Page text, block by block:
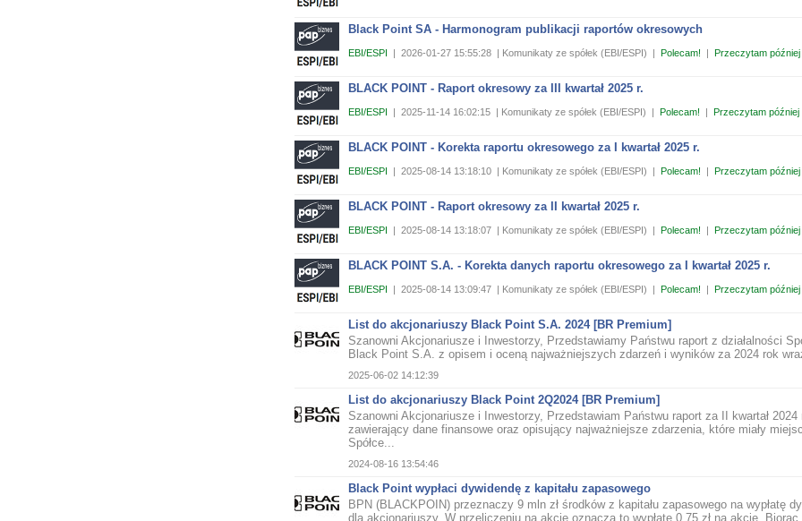
Black Point SA - Harmonogram publikacji raportów okresowych
EBI/ESPI | 2026-01-27 15:55:28 | Komunikaty ze spółek (EBI/ESPI) | Polecam! | Przeczytam później
BLACK POINT - Raport okresowy za III kwartał 2025 r.
EBI/ESPI | 2025-11-14 16:02:15 | Komunikaty ze spółek (EBI/ESPI) | Polecam! | Przeczytam później
BLACK POINT - Korekta raportu okresowego za I kwartał 2025 r.
EBI/ESPI | 2025-08-14 13:18:10 | Komunikaty ze spółek (EBI/ESPI) | Polecam! | Przeczytam później
BLACK POINT - Raport okresowy za II kwartał 2025 r.
EBI/ESPI | 2025-08-14 13:18:07 | Komunikaty ze spółek (EBI/ESPI) | Polecam! | Przeczytam później
BLACK POINT S.A. - Korekta danych raportu okresowego za I kwartał 2025 r.
EBI/ESPI | 2025-08-14 13:09:47 | Komunikaty ze spółek (EBI/ESPI) | Polecam! | Przeczytam później
List do akcjonariuszy Black Point S.A. 2024 [BR Premium]
Szanowni Akcjonariusze i Inwestorzy, Przedstawiamy Państwu raport z działalności
Black Point S.A. z opisem i oceną najważniejszych zdarzeń i wyników za 2024 rok
2025-06-02 14:12:39
List do akcjonariuszy Black Point 2Q2024 [BR Premium]
Szanowni Akcjonariusze i Inwestorzy, Przedstawiam Państwu raport za II kwartał 2024
zawierający dane finansowe oraz opisujący najważniejsze zdarzenia, które miały
Spółce...
2024-08-16 13:54:46
Black Point wypłaci dywidendę z kapitału zapasowego
BPN (BLACKPOIN) przeznaczy 9 mln zł środków z kapitału zapasowego na wypłatę
dla akcjonariuszy. W przeliczeniu na akcję oznacza to wypłatę 0,75 zł na akcję. Biorąc